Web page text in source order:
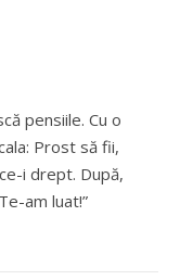
pensiile. Cu o
Prost să fii,
i drept. După,
am luat!”